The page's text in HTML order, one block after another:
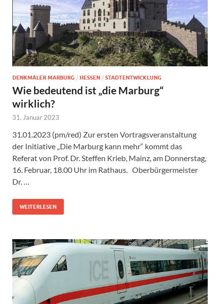
DENKMÄLER MARBURG / HESSEN / STADTENTWICKLUNG
Wie bedeutend ist „die Marburg“
wirklich?
31. Januar 2023
31.01.2023 (pm/red) Zur ersten Vortragsveranstaltung
der Initiative „Die Marburg kann mehr“ kommt das
Referat von Prof. Dr. Steffen Krieb, Mainz, am Donnerstag,
16. Februar, 18.00 Uhr im Rathaus. Oberbürgermeister
Dr. …
WEITERLESEN